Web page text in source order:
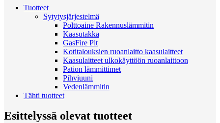
Tuotteet
Sytytysjärjestelmä
Polttoaine Rakennuslämmitin
Kaasutakka
GasFire Pit
Kotitalouksien ruoanlaitto kaasulaitteet
Kaasulaitteet ulkokäyttöön ruoanlaittoon
Pation lämmittimet
Pihviuuni
Vedenlämmitin
Tähti tuotteet
Esittelyssä olevat tuotteet